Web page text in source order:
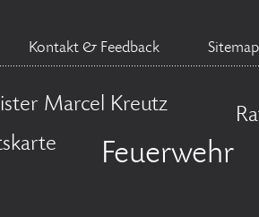
Kontakt & Feedback Sitemap
Marcel Kreutz
Feuerwehr